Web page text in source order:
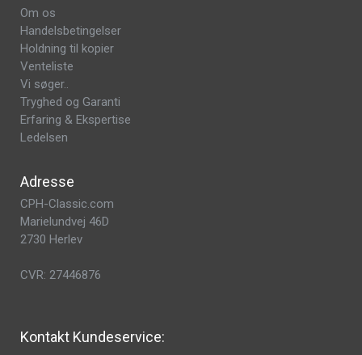
Om os
Handelsbetingelser
Holdning til kopier
Venteliste
Vi søger..
Tryghed og Garanti
Erfaring & Ekspertise
Ledelsen
Adresse
CPH-Classic.com
Marielundvej 46D
2730 Herlev
CVR: 27446876
Kontakt Kundeservice: